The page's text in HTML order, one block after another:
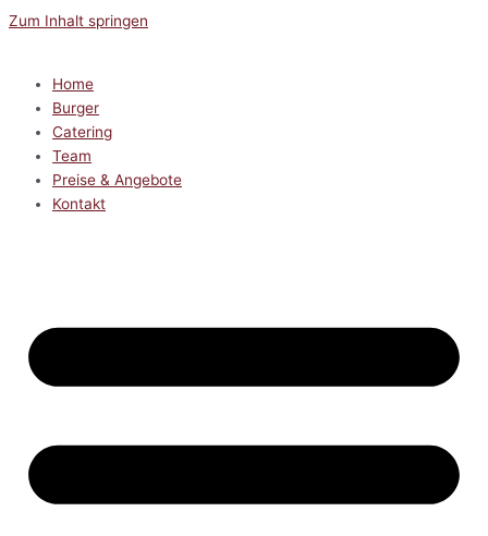
Zum Inhalt springen
Home
Burger
Catering
Team
Preise & Angebote
Kontakt